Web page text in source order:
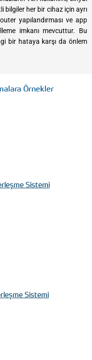
bilgiler her bir cihaz için ayrı
yapılandırması ve app
imkanı mevcuttur. Bu
bir hataya karşı da önlem
Örnekler
Sistemi
Sistemi